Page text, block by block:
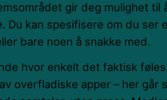
gir deg mulighet til
Du kan spesifisere om du ser
bare noen å snakke med.
hvor enkelt det faktisk
overfladiske apper – her går